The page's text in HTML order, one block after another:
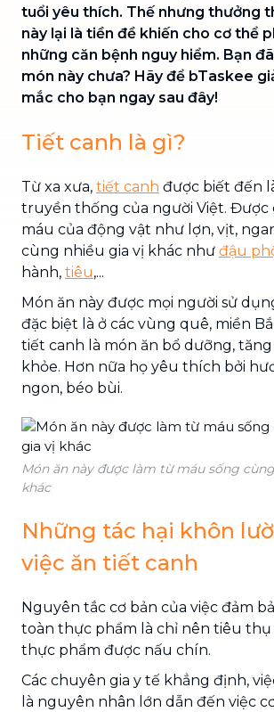
tuổi yêu thích. Thế nhưng thưởng
này lại là tiền đề khiến cho cơ thể
những căn bệnh nguy hiểm. Bạn
món này chưa? Hãy để bTaskee
mắc cho bạn ngay sau đây!
Tiết canh là gì?
Từ xa xưa, tiết canh được biết đến
truyền thống của người Việt. Được
máu của động vật như lợn, vịt,
cùng nhiều gia vị khác như đậu
hành, tiêu,...
Món ăn này được mọi người sử
đặc biệt là ở các vùng quê, miền
tiết canh là món ăn bổ dưỡng,
khỏe. Hơn nữa họ yêu thích bởi
ngon, béo bùi.
Món ăn này được làm từ máu sống
khác
Những tác hại khôn
việc ăn tiết canh
Nguyên tắc cơ bản của việc đảm
toàn thực phẩm là chỉ nên tiêu
thực phẩm được nấu chín.
Các chuyên gia y tế khẳng định,
là nguyên nhân lớn dẫn đến việc